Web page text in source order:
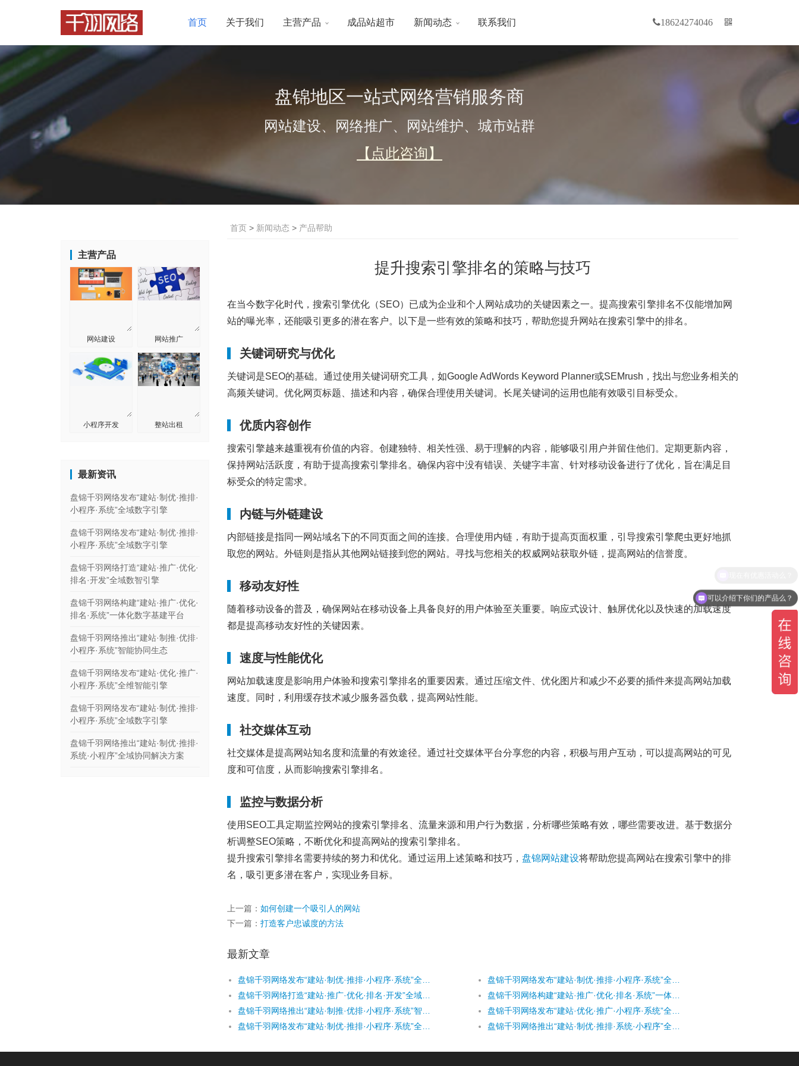
首页 关于我们 主营产品 成品站超市 新闻动态 联系我们 18624274046
盘锦地区一站式网络营销服务商
网站建设、网络推广、网站维护、城市站群
【点此咨询】
首页 > 新闻动态 > 产品帮助
提升搜索引擎排名的策略与技巧
在当今数字化时代，搜索引擎优化（SEO）已成为企业和个人网站成功的关键因素之一。提高搜索引擎排名不仅能增加网
站的曝光率，还能吸引更多的潜在客户。以下是一些有效的策略和技巧，帮助您提升网站在搜索引擎中的排名。
关键词研究与优化
关键词是SEO的基础。通过使用关键词研究工具，如Google AdWords Keyword Planner或SEMrush，找出与您业务相关的
高频关键词。优化网页标题、描述和内容，确保合理使用关键词。长尾关键词的运用也能有效吸引目标受众。
优质内容创作
搜索引擎越来越重视有价值的内容。创建独特、相关性强、易于理解的内容，能够吸引用户并留住他们。定期更新内容，
保持网站活跃度，有助于提高搜索引擎排名。确保内容中没有错误、关键字丰富、针对移动设备进行了优化，旨在满足目
标受众的特定需求。
内链与外链建设
内部链接是指同一网站域名下的不同页面之间的连接。合理使用内链，有助于提高页面权重，引导搜索引擎爬虫更好地抓
取您的网站。外链则是指从其他网站链接到您的网站。寻找与您相关的权威网站获取外链，提高网站的信誉度。
移动友好性
随着移动设备的普及，确保网站在移动设备上具备良好的用户体验至关重要。响应式设计、触屏优化以及快速的加载速度
都是提高移动友好性的关键因素。
速度与性能优化
网站加载速度是影响用户体验和搜索引擎排名的重要因素。通过压缩文件、优化图片和减少不必要的插件来提高网站加载
速度。同时，利用缓存技术减少服务器负载，提高网站性能。
社交媒体互动
社交媒体是提高网站知名度和流量的有效途径。通过社交媒体平台分享您的内容，积极与用户互动，可以提高网站的可见
度和可信度，从而影响搜索引擎排名。
监控与数据分析
使用SEO工具定期监控网站的搜索引擎排名、流量来源和用户行为数据，分析哪些策略有效，哪些需要改进。基于数据分
析调整SEO策略，不断优化和提高网站的搜索引擎排名。
提升搜索引擎排名需要持续的努力和优化。通过运用上述策略和技巧， 盘锦网站建设将帮助您提高网站在搜索引擎中的排
名，吸引更多潜在客户，实现业务目标。
上一篇： 如何创建一个吸引人的网站
下一篇： 打造客户忠诚度的方法
最新文章
主营产品
网站建设 网站推广
小程序开发 整站出租
最新资讯
盘锦千羽网络发布“建站·制优·推排·
小程序·系统”全域数字引擎
盘锦千羽网络发布“建站·制优·推排·
小程序·系统”全域数字引擎
盘锦千羽网络打造“建站·推广·优化·
排名·开发”全域数智引擎
盘锦千羽网络构建“建站·推广·优化·
排名·系统”一体化数字基建平台
盘锦千羽网络推出“建站·制推·优排·
小程序·系统”智能协同生态
盘锦千羽网络发布“建站·优化·推广·
小程序·系统”全维智能引擎
盘锦千羽网络发布“建站·制优·推排·
小程序·系统”全域数字引擎
盘锦千羽网络推出“建站·制优·推排·
系统·小程序”全域协同解决方案
可以介绍下你们的产品么？